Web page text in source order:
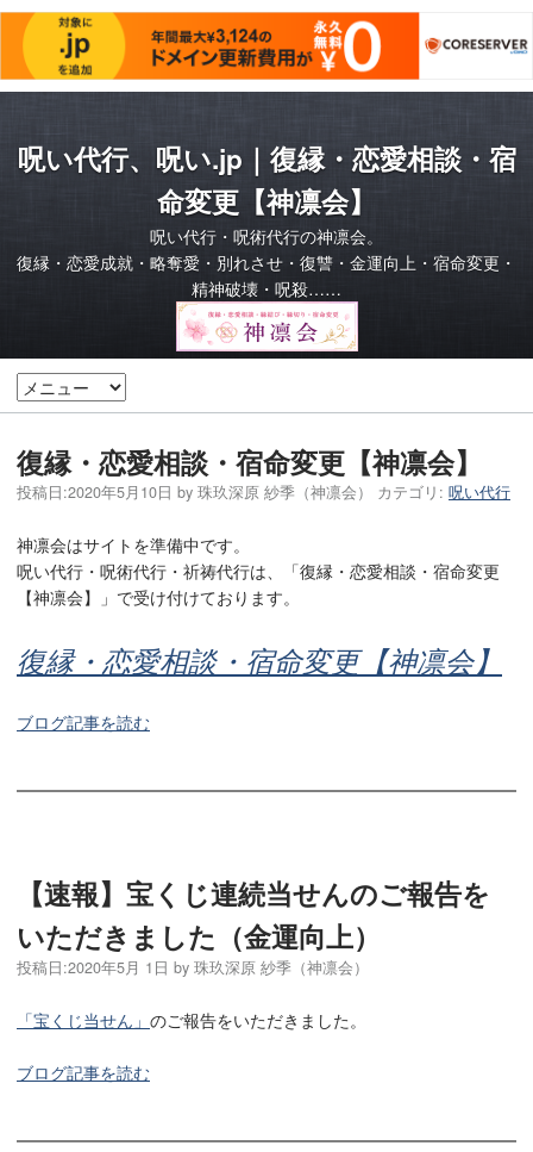
呪い代行、呪い.jp｜復縁・恋愛相談・宿
命変更【神凛会】
呪い代行・呪術代行の神凛会。
復縁・恋愛成就・略奪愛・別れさせ・復讐・金運向上・宿命変更・
精神破壊・呪殺……
復縁・恋愛相談・宿命変更【神凛会】
投稿日:2020年5月10日 by 珠玖深原 紗季（神凛会） カテゴリ: 呪い代行
神凛会はサイトを準備中です。
呪い代行・呪術代行・祈祷代行は、「復縁・恋愛相談・宿命変更
【神凛会】」で受け付けております。
復縁・恋愛相談・宿命変更【神凛会】
ブログ記事を読む
【速報】宝くじ連続当せんのご報告を
いただきました（金運向上）
投稿日:2020年5月 1日 by 珠玖深原 紗季（神凛会）
「宝くじ当せん」 のご報告をいただきました。
ブログ記事を読む